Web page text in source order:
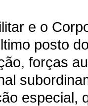
e o
posto
forças
especial,